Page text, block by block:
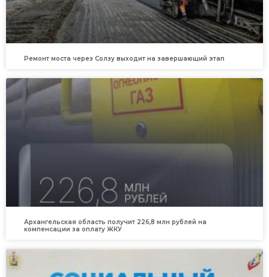
Ремонт моста через Солзу выходит на завершающий этап
Архангельская область получит 226,8 млн рублей на
компенсации за оплату ЖКУ